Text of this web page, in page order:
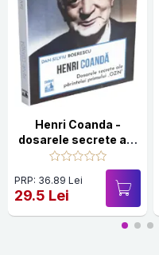
Henri Coanda -
dosarele secrete ale
parintelui primului
PRP: 36.89 Lei
29.5 Lei